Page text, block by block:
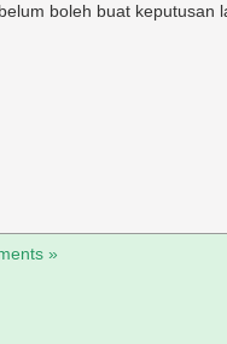
boleh buat keputusan
»